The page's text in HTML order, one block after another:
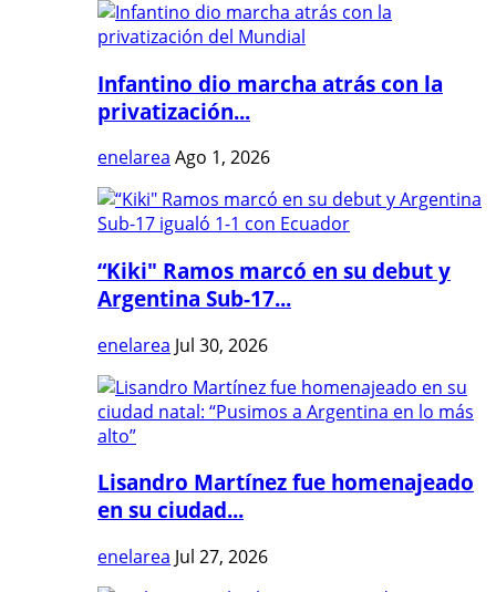
Infantino dio marcha atrás con la
privatización...
enelarea Ago 1, 2026
“Kiki" Ramos marcó en su debut y
Argentina Sub-17...
enelarea Jul 30, 2026
Lisandro Martínez fue homenajeado
en su ciudad...
enelarea Jul 27, 2026